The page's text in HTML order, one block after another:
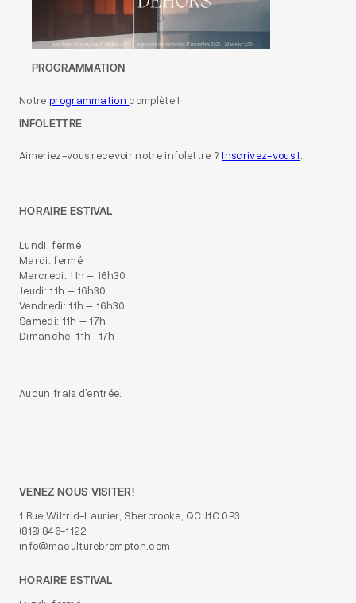
PROGRAMMATION
Notre programmation complète !
INFOLETTRE
Aimeriez-vous recevoir notre infolettre ?Inscrivez-vous !.
HORAIRE ESTIVAL
Lundi: fermé
Mardi: fermé
Mercredi: 11h – 16h30
Jeudi: 11h – 16h30
Vendredi: 11h – 16h30
Samedi: 11h – 17h
Dimanche: 11h -17h
Aucun frais d’entrée.
VENEZ NOUS VISITER!
1 Rue Wilfrid-Laurier, Sherbrooke, QC J1C 0P3
(819) 846-1122
info@maculturebrompton.com
HORAIRE ESTIVAL